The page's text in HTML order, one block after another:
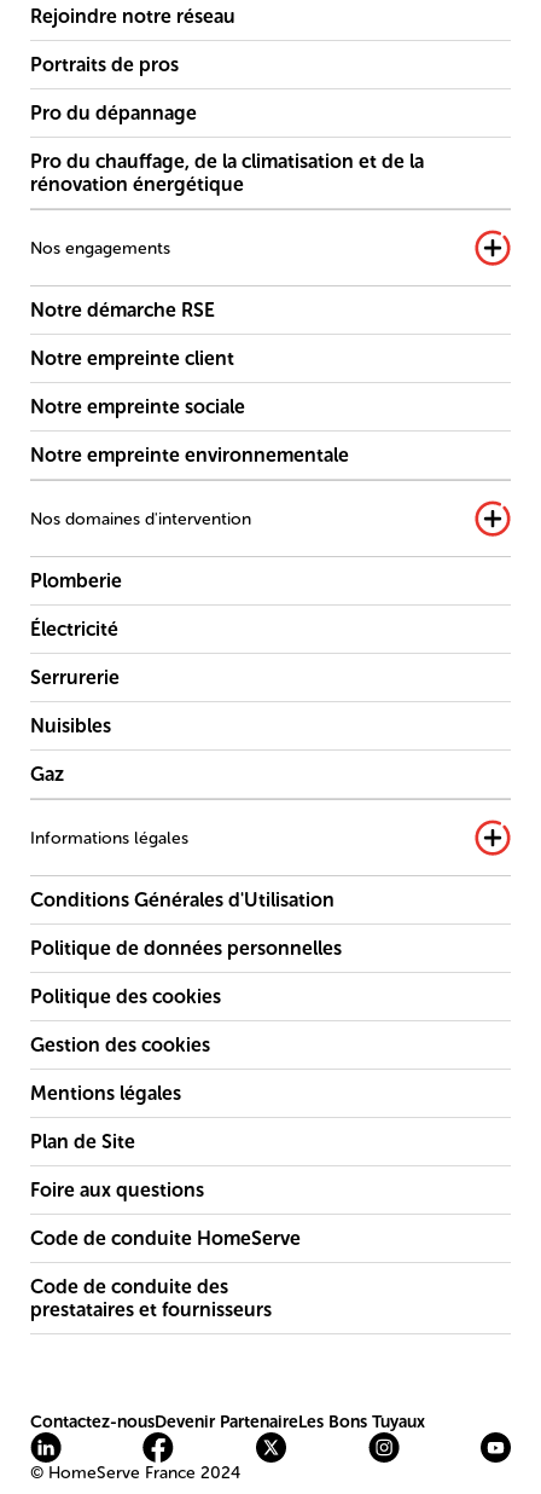
Rejoindre notre réseau
Portraits de pros
Pro du dépannage
Pro du chauffage, de la climatisation et de la
rénovation énergétique
Nos engagements
Notre démarche RSE
Notre empreinte client
Notre empreinte sociale
Notre empreinte environnementale
Nos domaines d'intervention
Plomberie
Électricité
Serrurerie
Nuisibles
Gaz
Informations légales
Conditions Générales d'Utilisation
Politique de données personnelles
Politique des cookies
Gestion des cookies
Mentions légales
Plan de Site
Foire aux questions
Code de conduite HomeServe
Code de conduite des
prestataires et fournisseurs
© HomeServe France 2024
Contactez-nousDevenir PartenaireLes Bons Tuyaux